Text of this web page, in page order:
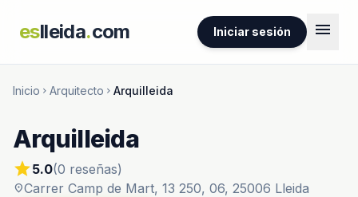
eslleida.com Iniciar sesión menu
Inicio chevron_right Arquitecto chevron_right Arquilleida
Arquilleida
star5.0(0 reseñas)
location_onCarrer Camp de Mart, 13 250, 06, 25006 Lleida